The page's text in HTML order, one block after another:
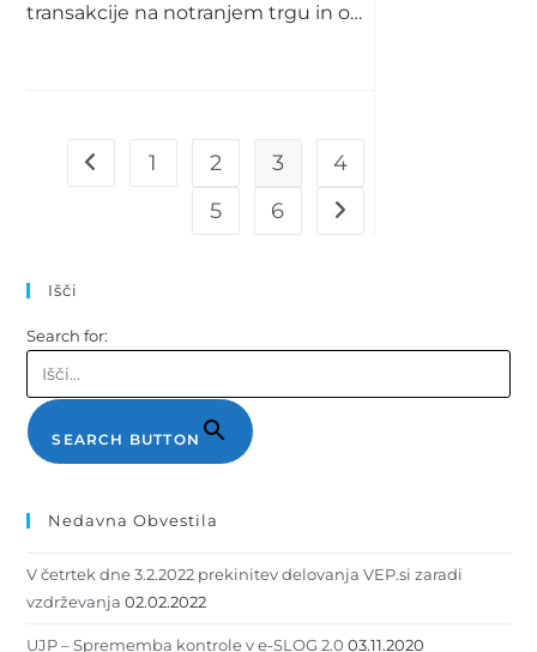
transakcije na notranjem trgu in o…
Go to the previous page
1 2 3
4
5
6 Go to the next page
Išči
Search for:
SEARCH BUTTON
Nedavna Obvestila
V četrtek dne 3.2.2022 prekinitev delovanja VEP.si zaradi
vzdrževanja 02.02.2022
UJP – Sprememba kontrole v e-SLOG 2.0 03.11.2020